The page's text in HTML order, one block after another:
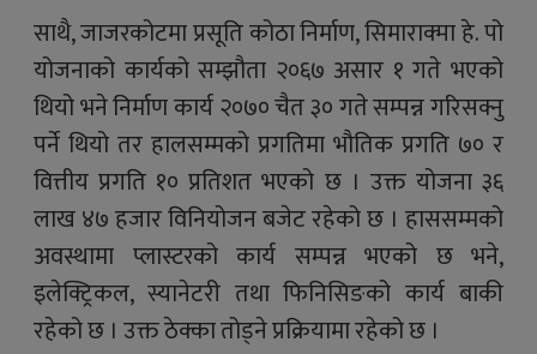
साथै, जाजरकोटमा प्रसूति कोठा निर्माण, सिमाराक्मा हे. पो
योजनाको कार्यको सम्झौता २०६७ असार १ गते भएको
थियो भने निर्माण कार्य २०७० चैत ३० गते सम्पन्न गरिसक्नु
पर्ने थियो तर हालसम्मको प्रगतिमा भौतिक प्रगति ७० र
वित्तीय प्रगति १० प्रतिशत भएको छ । उक्त योजना ३६
लाख ४७ हजार विनियोजन बजेट रहेको छ । हाससम्मको
अवस्थामा प्लास्टरको कार्य सम्पन्न भएको छ भने,
इलेक्ट्रिकल, स्यानेटरी तथा फिनिसिङको कार्य बाकी
रहेको छ । उक्त ठेक्का तोड्ने प्रक्रियामा रहेको छ ।